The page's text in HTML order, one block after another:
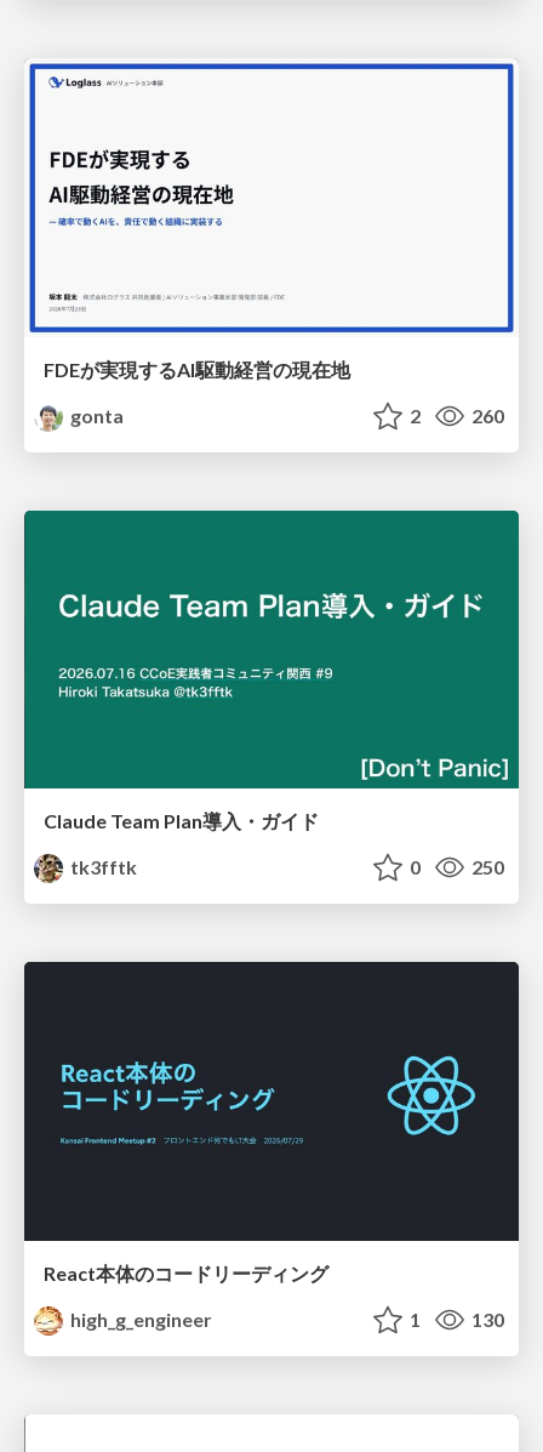
FDEが実現するAI駆動経営の現在地
gonta
2 260
Claude Team Plan導入・ガイド
tk3fftk
0 250
React本体のコードリーディング
high_g_engineer
1 130